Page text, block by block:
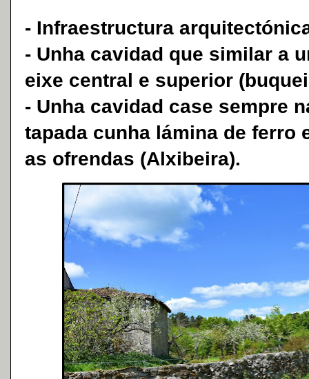
- Infraestructura
- Unha cavidad que similar a
eixe central e superior
- Unha cavidad case sempre
tapada cunha lámina de ferro
as ofrendas (Alxibeira).